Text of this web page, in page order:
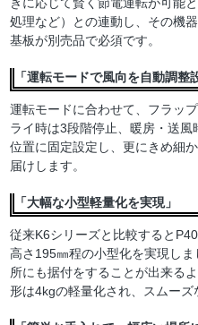
処理など）との連動し、その機
基板が別売品で必須です。
「運転モードで風向を自動調整
運転モードに合わせて、フラッ
ライ時は3段階停止、暖房・送
位置に固定設定し、更にきめ細
届けします。
「大幅な小型軽量化を実現」
従来K6シリーズと比較すると
高さ195㎜程の小型化を実現し
所にも据付をすることが出来る
形は4kgの軽量化され、スムーズ